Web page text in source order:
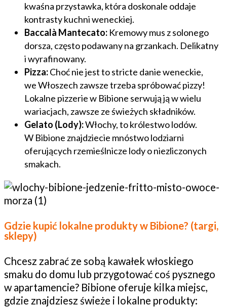
kwaśna przystawka, która doskonale oddaje
kontrasty kuchni weneckiej.
Baccalà Mantecato: Kremowy mus z solonego
dorsza, często podawany na grzankach. Delikatny
i wyrafinowany.
Pizza:Choć nie jest to stricte danie weneckie,
we Włoszech zawsze trzeba spróbować pizzy!
Lokalne pizzerie w Bibione serwują ją w wielu
wariacjach, zawsze ze świeżych składników.
Gelato (Lody):Włochy, to królestwo lodów.
W Bibione znajdziecie mnóstwo lodziarni
oferujących rzemieślnicze lody o niezliczonych
smakach.
Gdzie kupić lokalne produkty w Bibione? (targi,
sklepy)
Chcesz zabrać ze sobą kawałek włoskiego
smaku do domu lub przygotować coś pysznego
w apartamencie? Bibione oferuje kilka miejsc,
gdzie znajdziesz świeże i lokalne produkty: